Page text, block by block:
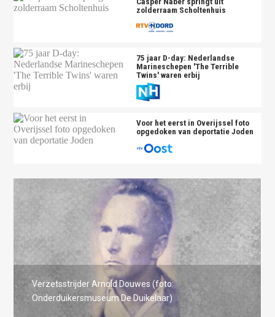
zolderraam Scholtenhuis
75 jaar D-day: Nederlandse
Marineschepen 'The Terrible
Twins' waren erbij
Voor het eerst in Overijssel foto
opgedoken van deportatie Joden
Verzetsstrijder Arnold Douwes (foto:
Onderduikersmuseum De Duikelaar)